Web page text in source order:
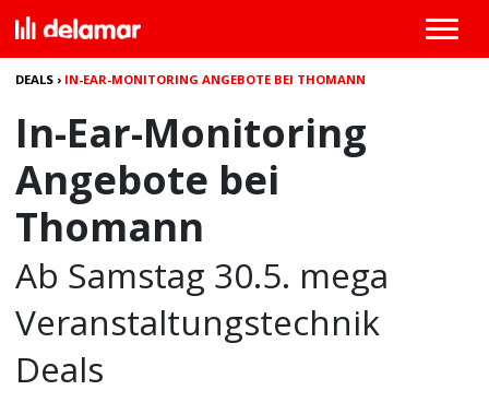
DEALS › IN-EAR-MONITORING ANGEBOTE BEI THOMANN
In-Ear-Monitoring
Angebote bei
Thomann
Ab Samstag 30.5. mega
Veranstaltungstechnik
Deals